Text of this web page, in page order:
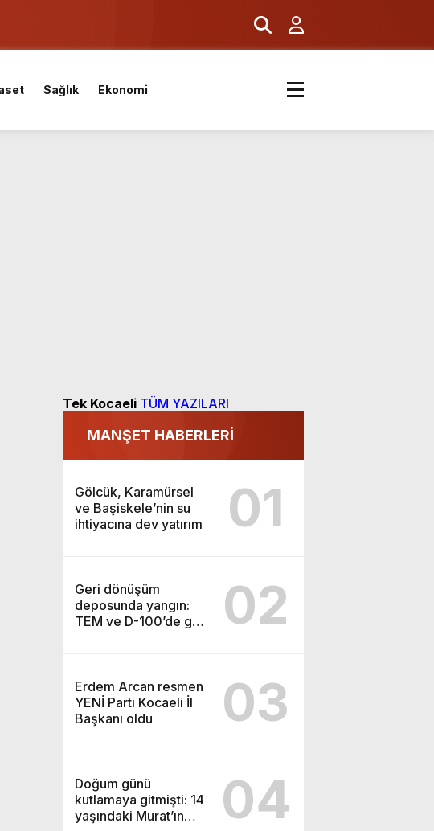
gerçek
Sağlık Ekonomi
Tek Kocaeli TÜM YAZILARI
MANŞET HABERLERİ
Gölcük, Karamürsel
ve Başiskele’nin su
ihtiyacına dev yatırım
01
Geri dönüşüm
deposunda yangın:
TEM ve D-100’de göz
02
Erdem Arcan resmen
YENİ Parti Kocaeli İl
Başkanı oldu
03
Doğum günü
kutlamaya gitmişti: 14
yaşındaki Murat’ın
04